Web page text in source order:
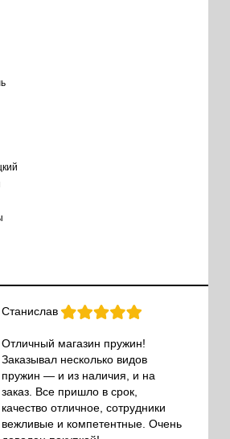
Станислав
Отличный магазин пружин!
Заказывал несколько видов
пружин — и из наличия, и на
заказ. Все пришло в срок,
качество отличное, сотрудники
вежливые и компетентные. Очень